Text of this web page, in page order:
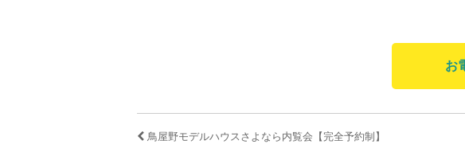
お
鳥屋野モデルハウスさよなら内覧会【完全予約制】